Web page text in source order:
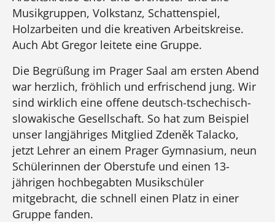
Musikgruppen, Volkstanz, Schattenspiel,
Holzarbeiten und die kreativen Arbeitskreise.
Auch Abt Gregor leitete eine Gruppe.
Die Begrüßung im Prager Saal am ersten Abend
war herzlich, fröhlich und erfrischend jung. Wir
sind wirklich eine offene deutsch-tschechisch-
slowakische Gesellschaft. So hat zum Beispiel
unser langjähriges Mitglied Zdeněk Talacko,
jetzt Lehrer an einem Prager Gymnasium, neun
Schülerinnen der Oberstufe und einen 13-
jährigen hochbegabten Musikschüler
mitgebracht, die schnell einen Platz in einer
Gruppe fanden.